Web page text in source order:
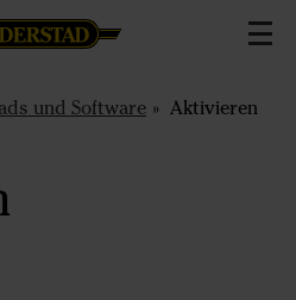
und Software Aktivieren